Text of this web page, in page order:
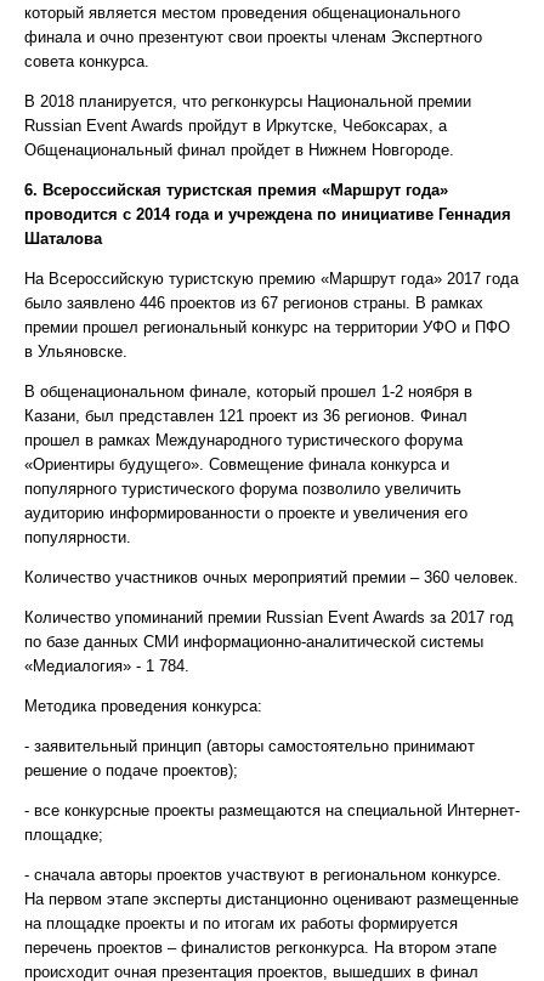
который является местом проведения общенационального
финала и очно презентуют свои проекты членам Экспертного
совета конкурса.
В 2018 планируется, что регконкурсы Национальной премии
Russian Event Awards пройдут в Иркутске, Чебоксарах, а
Общенациональный финал пройдет в Нижнем Новгороде.
6. Всероссийская туристская премия «Маршрут года»
проводится с 2014 года и учреждена по инициативе Геннадия
Шаталова
На Всероссийскую туристскую премию «Маршрут года» 2017 года
было заявлено 446 проектов из 67 регионов страны. В рамках
премии прошел региональный конкурс на территории УФО и ПФО
в Ульяновске.
В общенациональном финале, который прошел 1-2 ноября в
Казани, был представлен 121 проект из 36 регионов. Финал
прошел в рамках Международного туристического форума
«Ориентиры будущего». Совмещение финала конкурса и
популярного туристического форума позволило увеличить
аудиторию информированности о проекте и увеличения его
популярности.
Количество участников очных мероприятий премии – 360 человек.
Количество упоминаний премии Russian Event Awards за 2017 год
по базе данных СМИ информационно-аналитической системы
«Медиалогия» - 1 784.
Методика проведения конкурса:
- заявительный принцип (авторы самостоятельно принимают
решение о подаче проектов);
- все конкурсные проекты размещаются на специальной Интернет-
площадке;
- сначала авторы проектов участвуют в региональном конкурсе.
На первом этапе эксперты дистанционно оценивают размещенные
на площадке проекты и по итогам их работы формируется
перечень проектов – финалистов регконкурса. На втором этапе
происходит очная презентация проектов, вышедших в финал